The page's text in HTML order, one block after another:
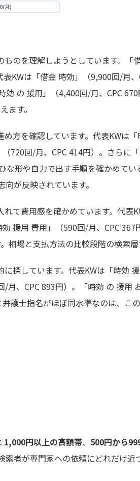
のを理解しようとしています。「
KWは「借金 時効」（9,900回/月、
の 援用」（4,400回/月、CPC 670
ます。
方を確認しています。代表KWは
720回/月、CPC 414円）。さらに
な形や自力で出す手順を確かめてい
が反映されています。
て費用感を確かめています。代表
援用 費用」（590回/月、CPC 367
相場と支払方法の比較段階の検索層
探しています。代表KWは「時効
月、CPC 893円）。「時効 の 援用
護士指名がほぼ同水準なのは、こ
1,000円以上の高額帯、 500円から
索者が専門家への依頼にどれだけ近